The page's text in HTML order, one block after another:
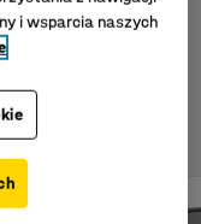
i wsparcia naszych